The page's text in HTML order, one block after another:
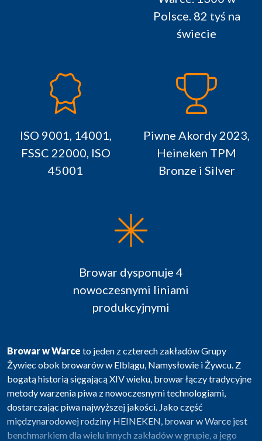
Polsce. 82 tyś na
świecie
ISO 9001, 14001,
FSSC 22000, ISO
45001
Piwne Akordy 2023,
Heineken TPM
Bronze i Silver
Browar dysponuje 4
nowoczesnymi liniami
produkcyjnymi
Browar w Warce to jeden z czterech zakładów Grupy
Żywiec obok browarów w Elblągu, Namysłowie i Żywcu. Z
bogatą historią sięgającą XIV wieku, browar łączy tradycyjne
metody warzenia piwa z nowoczesnymi technologiami,
dostarczając piwa najwyższej jakości. Jako część
międzynarodowej rodziny HEINEKEN, browar w Warce jest
benchmarkiem dla wielu innych zakładów w grupie, a jego